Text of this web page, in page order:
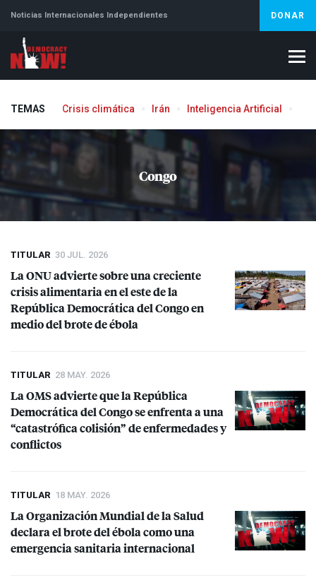
Noticias Internacionales Independientes DONAR
TEMAS Crisis climática Irán Inteligencia Artificial
Congo
TITULAR 30 JUL. 2026
LaONUadvierte sobre una creciente
crisis alimentaria en el este de la
República Democrática del Congo en
medio del brote de ébola
TITULAR 28 MAY. 2026
LaOMSadvierte que la República
Democrática del Congo se enfrenta a una
“catastrófica colisión” de enfermedades y
conflictos
TITULAR 18 MAY. 2026
La Organización Mundial de la Salud
declara el brote del ébola como una
emergencia sanitaria internacional